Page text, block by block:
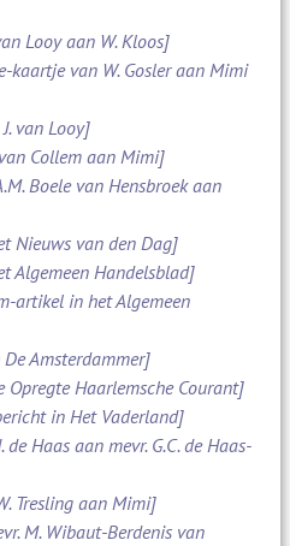
Looy aan W. Kloos]
kaartje van W. Gosler aan Mimi
van Looy]
Collem aan Mimi]
Boele van Hensbroek aan
Nieuws van den Dag]
Algemeen Handelsblad]
artikel in het Algemeen
Amsterdammer]
Haarlemsche Courant]
in Het Vaderland]
Haas aan mevr. G.C. de Haas-
Tresling aan Mimi]
M. Wibaut-Berdenis van